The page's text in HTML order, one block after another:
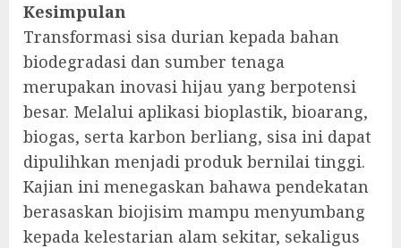
Kesimpulan
Transformasi sisa durian kepada bahan
biodegradasi dan sumber tenaga
merupakan inovasi hijau yang berpotensi
besar. Melalui aplikasi bioplastik, bioarang,
biogas, serta karbon berliang, sisa ini dapat
dipulihkan menjadi produk bernilai tinggi.
Kajian ini menegaskan bahawa pendekatan
berasaskan biojisim mampu menyumbang
kepada kelestarian alam sekitar, sekaligus